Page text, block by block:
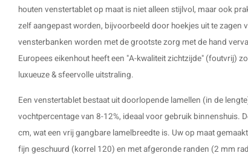
houten venstertablet op maat is niet alleen stijlvol, maar ook
zelf aangepast worden, bijvoorbeeld door hoekjes uit te zagen
vensterbanken worden met de grootste zorg met de hand
Europees eikenhout heeft een "A-kwaliteit zichtzijde" (foutvrij)
luxueuze & sfeervolle uitstraling.
Een venstertablet bestaat uit doorlopende lamellen (in de
vochtpercentage van 8-12%, ideaal voor gebruik binnenshuis.
cm, wat een vrij gangbare lamelbreedte is. Uw op maat
fijn geschuurd (korrel 120) en met afgeronde randen (2 mm